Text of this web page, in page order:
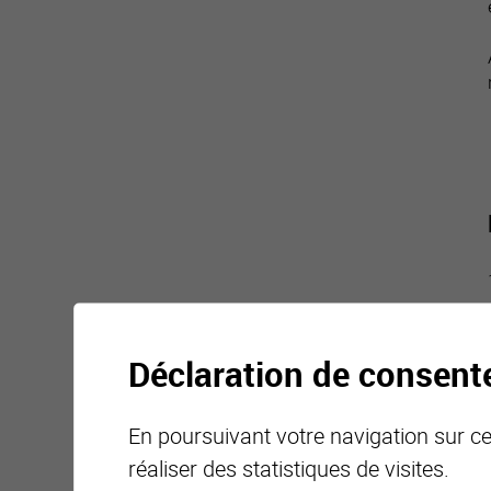
Déclaration de
En poursuivant votre navigation sur
réaliser des statistiques de visites.